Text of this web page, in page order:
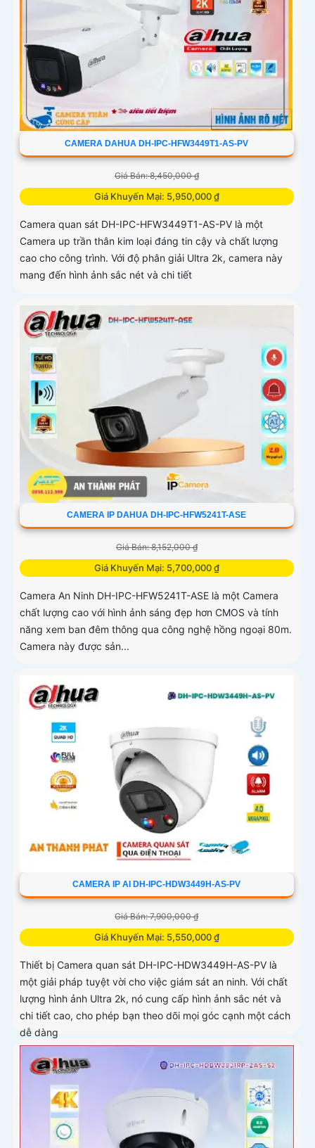
CAMERA DAHUA DH-IPC-HFW3449T1-AS-PV
Giá Bán: 8,450,000 ₫
Giá Khuyến Mại: 5,950,000 ₫
Camera quan sát DH-IPC-HFW3449T1-AS-PV là một
Camera up trần thân kim loại đáng tin cậy và chất lượng
cao cho công trình. Với độ phân giải Ultra 2k, camera này
mang đến hình ảnh sắc nét và chi tiết
CAMERA IP DAHUA DH-IPC-HFW5241T-ASE
Giá Bán: 8,152,000 ₫
Giá Khuyến Mại: 5,700,000 ₫
Camera An Ninh DH-IPC-HFW5241T-ASE là một Camera
chất lượng cao với hình ảnh sáng đẹp hơn CMOS và tính
năng xem ban đêm thông qua công nghệ hồng ngoại 80m.
Camera này được sản...
CAMERA IP AI DH-IPC-HDW3449H-AS-PV
Giá Bán: 7,900,000 ₫
Giá Khuyến Mại: 5,550,000 ₫
Thiết bị Camera quan sát DH-IPC-HDW3449H-AS-PV là
một giải pháp tuyệt vời cho việc giám sát an ninh. Với chất
lượng hình ảnh Ultra 2k, nó cung cấp hình ảnh sắc nét và
chi tiết cao, cho phép bạn theo dõi mọi góc cạnh một cách
dễ dàng